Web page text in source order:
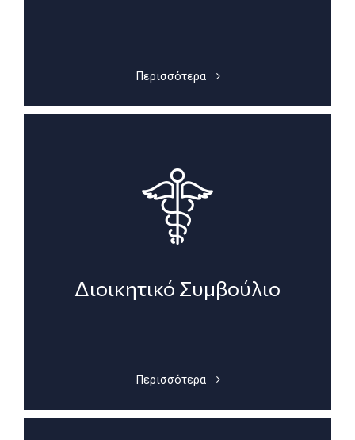
Περισσότερα
Διοικητικό Συμβούλιο
Περισσότερα